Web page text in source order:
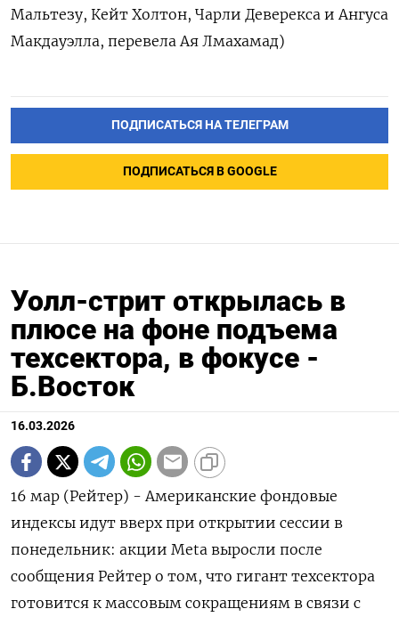
Мальтезу, Кейт Холтон, Чарли Деверекса и Ангуса
Макдауэлла, перевела Ая Лмахамад)
ПОДПИСАТЬСЯ НА ТЕЛЕГРАМ
ПОДПИСАТЬСЯ В GOOGLE
Уолл-стрит открылась в
плюсе на фоне подъема
техсектора, в фокусе -
Б.Восток
16.03.2026
16 мар (Рейтер) - Американские фондовые
индексы идут вверх при ‌открытии сессии в
понедельник: акции ​Meta выросли после ​
сообщения ​Рейтер о ⁠том, ‌что гигант ‌техсектора
готовится к массовым сокращениям ​в связи ‌с